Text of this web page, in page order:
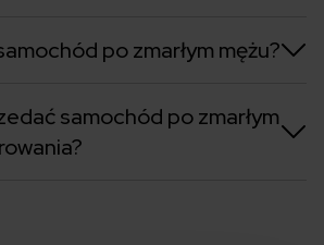
po zmarłym mężu?
samochód po zmarłym